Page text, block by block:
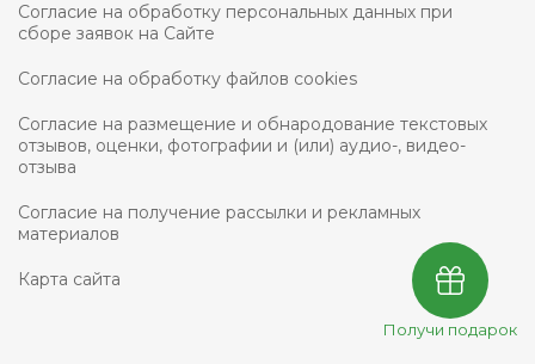
Получи подарок
Согласие на обработку персональных данных при
сборе заявок на Сайте
Согласие на обработку файлов cookies
Согласие на размещение и обнародование текстовых
отзывов, оценки, фотографии и (или) аудио-, видео-
отзыва
Согласие на получение рассылки и рекламных
материалов
Карта сайта